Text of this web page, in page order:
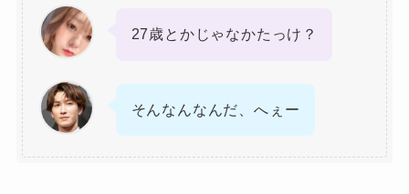
27歳とかじゃなかたっけ？
そんなんなんだ、へぇー